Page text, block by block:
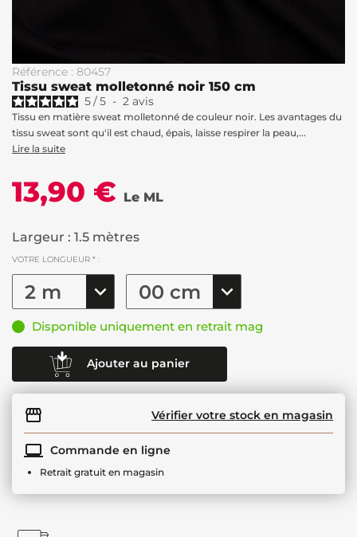
Référence : 80457
Tissu sweat molletonné noir 150 cm
5/5 - 2 avis
Tissu en matière sweat molletonné de couleur noir. Les avantages du
tissu sweat sont qu'il est chaud, épais, laisse respirer la peau,...
Lire la suite
13,90 € Le ML
Largeur : 1.5 mètres
VOTRE LONGUEUR * :
Disponible uniquement en retrait mag
Ajouter au panier
Vérifier votre stock en magasin
Commande en ligne
Retrait gratuit en magasin